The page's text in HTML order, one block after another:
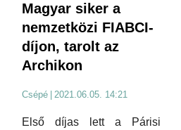
Magyar siker a
nemzetközi FIABCI-
díjon, tarolt az
Archikon
Csépé 2021.06.05. 14:21
Első díjas lett a Párisi